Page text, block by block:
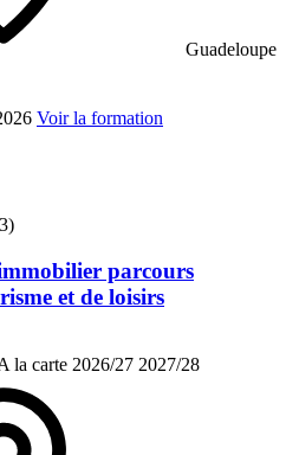
Guadeloupe
Voir la formation
parcours
et de loisirs
la carte 2026/27 2027/28